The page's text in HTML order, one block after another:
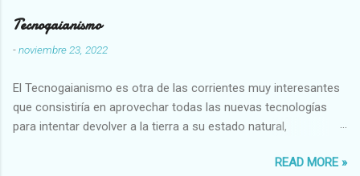
Tecnogaianismo
-noviembre 23, 2022
El Tecnogaianismo es otra de las corrientes muy interesantes
que consistiría en aprovechar todas las nuevas tecnologías
para intentar devolver a la tierra a su estado natural,
READ MORE »